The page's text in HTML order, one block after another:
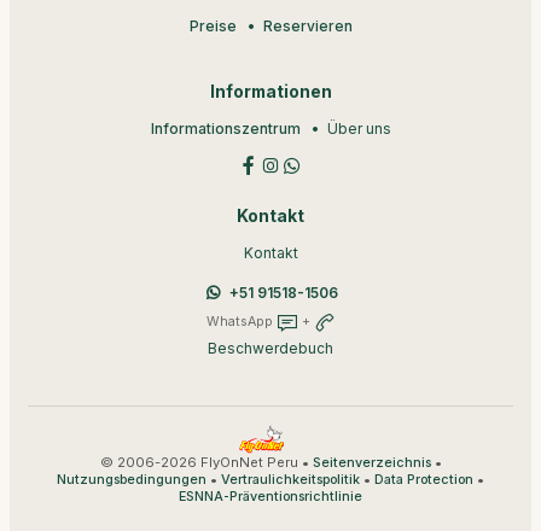
Preise Reservieren
Informationen
Informationszentrum Über uns
Kontakt
Kontakt
+51 91518-1506
WhatsApp +
Beschwerdebuch
© 2006-2026 FlyOnNet Peru • Seitenverzeichnis•
Nutzungsbedingungen • Vertraulichkeitspolitik • Data Protection •
ESNNA-Präventionsrichtlinie